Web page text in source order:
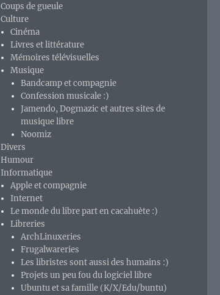
Coups de gueule
Culture
Cinéma
Livres et littérature
Mémoires télévisuelles
Musique
Bandcamp et compagnie
Confession musicale :)
Jamendo, Dogmazic et autres sites de
musique libre
Noomiz
Divers
Humour
Informatique
Apple et compagnie
Internet
Le monde du libre part en cacahuète :)
Libreries
ArchLinuxeries
Frugalwareries
Les libristes sont aussi des humains :)
Projets un peu fou du logiciel libre
Ubuntu et sa famille (K/X/Edu/buntu)